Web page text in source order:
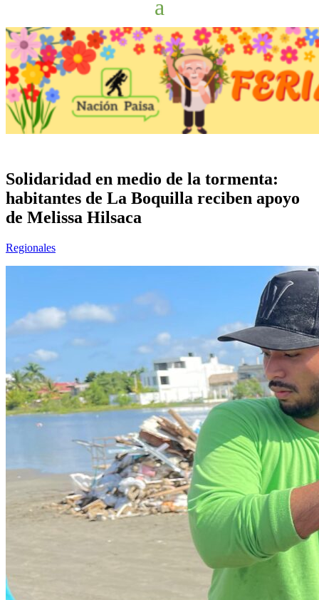
Solidaridad en medio de la tormenta:
habitantes de La Boquilla reciben apoyo
de Melissa Hilsaca
Regionales